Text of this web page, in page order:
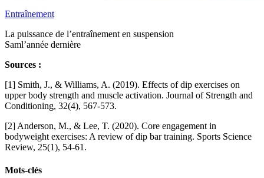
Entraînement
La puissance de l’entraînement en suspension
Saml’année dernière
Sources :
[1] Smith, J., & Williams, A. (2019). Effects of dip exercises on
upper body strength and muscle activation. Journal of Strength and
Conditioning, 32(4), 567-573.
[2] Anderson, M., & Lee, T. (2020). Core engagement in
bodyweight exercises: A review of dip bar training. Sports Science
Review, 25(1), 54-61.
Mots-clés